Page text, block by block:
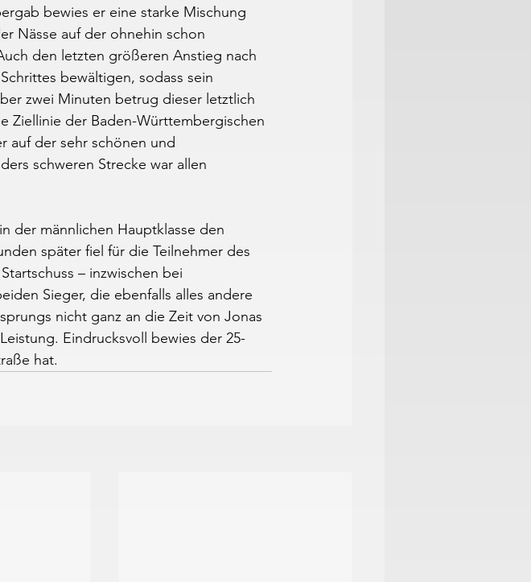
bewies er eine starke Mischung
Nässe auf der ohnehin schon
den letzten größeren Anstieg nach
bewältigen, sodass sein
zwei Minuten betrug dieser letztlich
Ziellinie der Baden-Württembergischen
auf der sehr schönen und
schweren Strecke war allen
der männlichen Hauptklasse den
später fiel für die Teilnehmer des
– inzwischen bei
Sieger, die ebenfalls alles andere
nicht ganz an die Zeit von Jonas
Eindrucksvoll bewies der 25-
hat.